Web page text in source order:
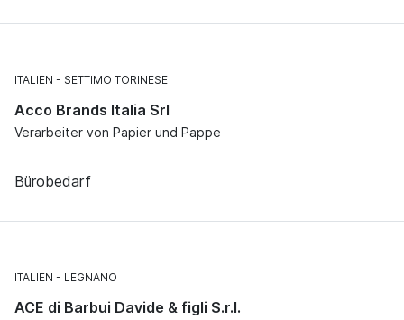
ITALIEN SETTIMO TORINESE
Acco Brands Italia Srl
Verarbeiter von Papier und Pappe
Bürobedarf
ITALIEN LEGNANO
ACE di Barbui Davide & figli S.r.l.